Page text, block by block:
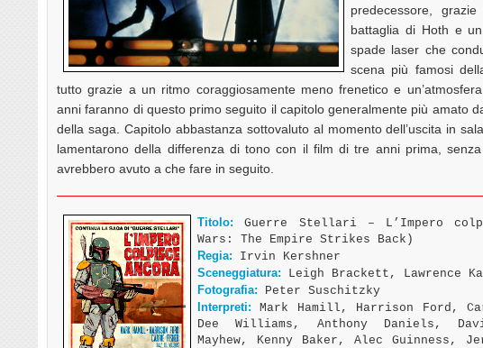
predecessore,
battaglia di Hoth e
spade laser che
scena più famosi
tutto grazie a un ritmo coraggiosamente meno frenetico e
anni faranno di questo primo seguito il capitolo generalmente più amato
della saga. Capitolo abbastanza sottovaluto al momento dell’uscita in
lamentarono della differenza di tono con il film di tre anni prima,
avrebbero avuto a che fare in seguito.
Titolo: Guerre Stellari – L’Impero
Wars: The Empire Strikes Back)
Regia: Irvin Kershner
Sceneggiatura: Leigh Brackett, Lawrence
Fotografia: Peter Suschitzky
Interpreti: Mark Hamill, Harrison Ford,
Dee Williams, Anthony Daniels,
Mayhew, Kenny Baker, Alec Guinness,